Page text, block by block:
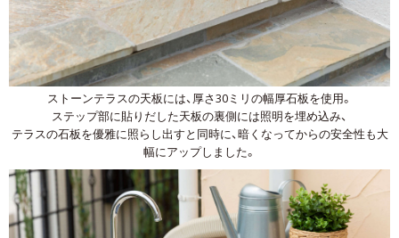
ストーンテラスの天板には、厚さ30ミリの幅厚石板を使用。
ステップ部に貼りだした天板の裏側には照明を埋め込み、
テラスの石板を優雅に照らし出すと同時に、暗くなってからの安全性も大
幅にアップしました。